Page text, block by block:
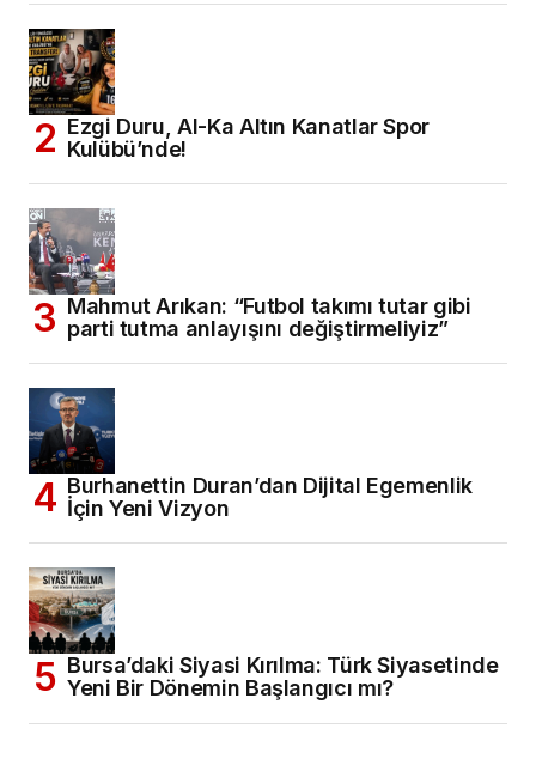
Ezgi Duru, Al-Ka Altın Kanatlar Spor
Kulübü’nde!
Mahmut Arıkan: “Futbol takımı tutar gibi
parti tutma anlayışını değiştirmeliyiz”
Burhanettin Duran’dan Dijital Egemenlik
İçin Yeni Vizyon
Bursa’daki Siyasi Kırılma: Türk Siyasetinde
Yeni Bir Dönemin Başlangıcı mı?